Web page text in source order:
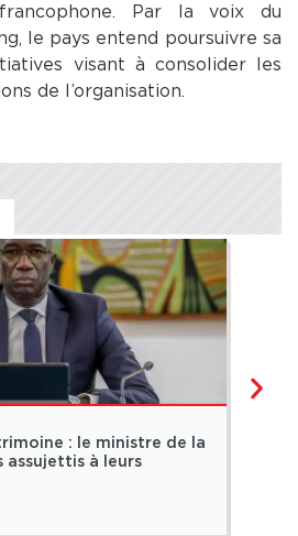
Par la voix du
le pays entend poursuivre sa
visant à consolider les
de l’organisation.
: le ministre de la
assujettis à leurs